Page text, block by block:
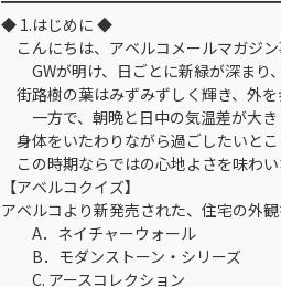
◆ 1.はじめに ◆
こんにちは、アベルコメールマガジン
GWが明け、日ごとに新緑が深まり
街路樹の葉はみずみずしく輝き、外
一方で、朝晩と日中の気温差が大き
身体をいたわりながら過ごしたいと
この時期ならではの心地よさを味わ
【アベルコクイズ】
アベルコより新発売された、住宅の外
A．ネイチャーウォール
B．モダンストーン・シリーズ
C. アースコレクション